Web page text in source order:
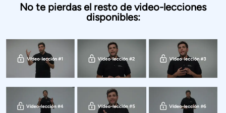
No te pierdas el resto de video-lecciones
disponibles: